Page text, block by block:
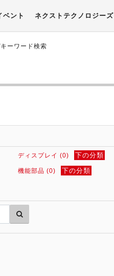
ベント ネクストテクノロジーズ
ーワード検索
ディスプレイ (0) 下の分類
機能部品 (0) 下の分類